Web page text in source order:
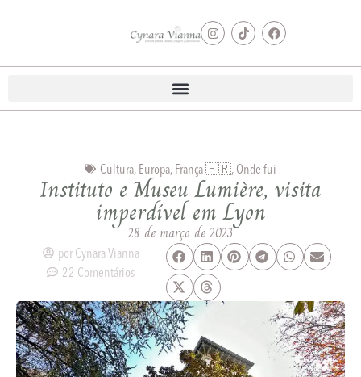
Cultura, Europa, França 🇫🇷, Onde fui
Instituto e Museu Lumière, visita
imperdível em Lyon
28 de março de 2023
por Cynara Vianna
22 Comentários